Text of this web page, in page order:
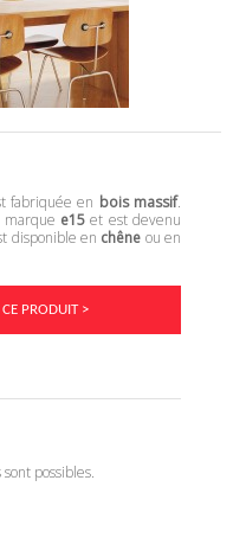
fabriquée en bois massif.
e15 et est devenu
disponible en chêne ou en
PRODUIT >
possibles.